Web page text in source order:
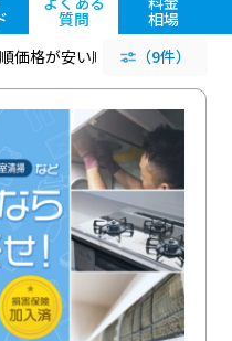
質問
相場
価格が安い順 評価が高い順
（9件）